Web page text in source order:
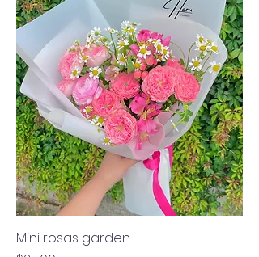
Mini rosas garden